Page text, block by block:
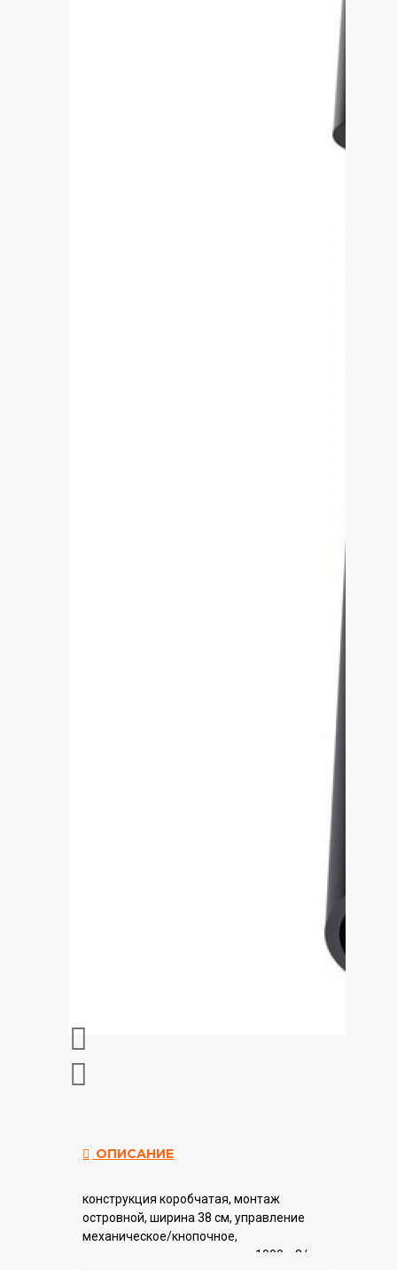
ОПИСАНИЕ
конструкция коробчатая, монтаж
островной, ширина 38 см, управление
механическое/кнопочное,
производительность мотора 1000 м3/ч,